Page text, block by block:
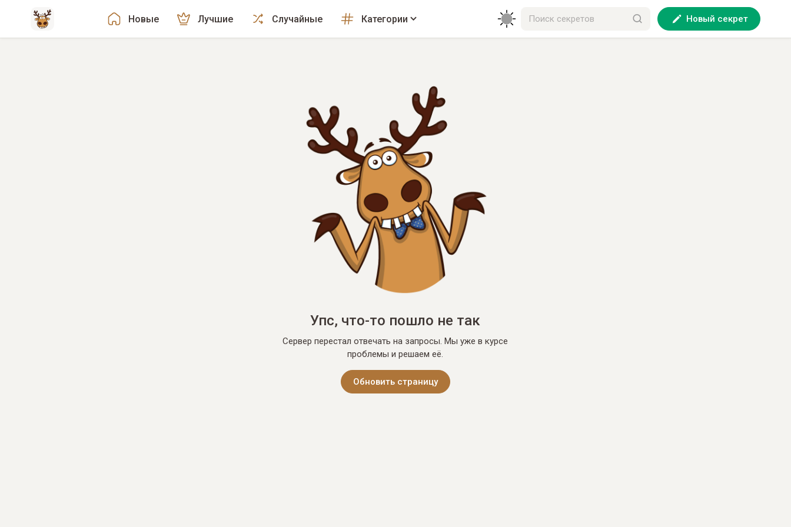
Новые Лучшие Случайные Категории Новый секрет
Упс, что-то пошло не так
Сервер перестал отвечать на запросы. Мы уже в курсе
проблемы и решаем её.
Обновить страницу